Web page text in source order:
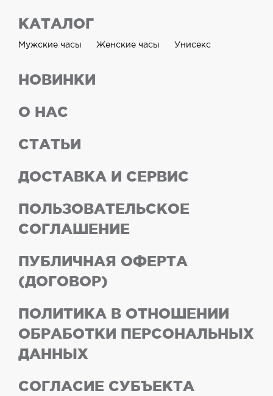
КАТАЛОГ
Мужские часы Женские часы Унисекс
НОВИНКИ
О НАС
СТАТЬИ
ДОСТАВКА И СЕРВИС
ПОЛЬЗОВАТЕЛЬСКОЕ
СОГЛАШЕНИЕ
ПУБЛИЧНАЯ ОФЕРТА
(ДОГОВОР)
ПОЛИТИКА В ОТНОШЕНИИ
ОБРАБОТКИ ПЕРСОНАЛЬНЫХ
ДАННЫХ
СОГЛАСИЕ СУБЪЕКТА